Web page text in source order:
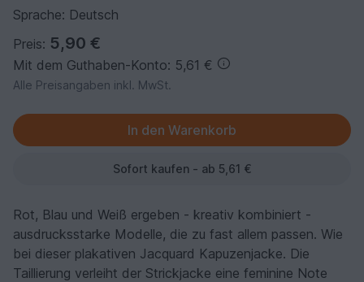
Sprache: Deutsch
Preis: 5,90 €
Mit dem Guthaben-Konto: 5,61 €
Alle Preisangaben inkl. MwSt.
Sofort kaufen - ab 5,61 €
Rot, Blau und Weiß ergeben - kreativ kombiniert -
ausdrucksstarke Modelle, die zu fast allem passen. Wie
bei dieser plakativen Jacquard Kapuzenjacke. Die
Taillierung verleiht der Strickjacke eine feminine Note